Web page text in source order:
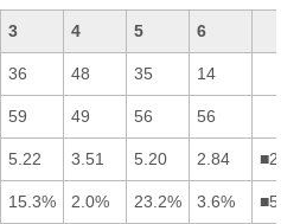
3 4 5 6
36 48 35 14
59 49 56 56
5.22 3.51 5.20 2.84
15.3% 2.0% 23.2% 3.6%